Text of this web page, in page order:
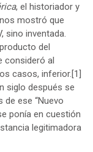
, el historiador y
mostró que
sino inventada.
del
consideró al
casos, inferior. [1]
siglo después se
de ese “Nuevo
ponía en cuestión
legitimadora